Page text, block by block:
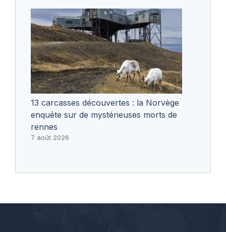
13 carcasses découvertes : la Norvège
enquête sur de mystérieuses morts de
rennes
7 août 2026